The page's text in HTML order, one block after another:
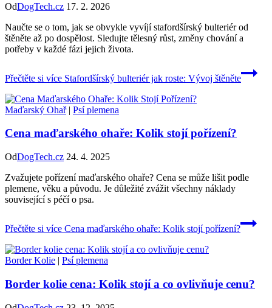
OdDogTech.cz 17. 2. 2026
Naučte se o tom, jak se obvykle vyvíjí stafordšírský bulteriér od
štěněte až po dospělost. Sledujte tělesný růst, změny chování a
potřeby v každé fázi jejich života.
Přečtěte si více Stafordšírský bulteriér jak roste: Vývoj štěněte
Maďarský Ohař| Psí plemena
Cena maďarského ohaře: Kolik stojí pořízení?
OdDogTech.cz 24. 4. 2025
Zvažujete pořízení maďarského ohaře? Cena se může lišit podle
plemene, věku a původu. Je důležité zvážit všechny náklady
související s péčí o psa.
Přečtěte si více Cena maďarského ohaře: Kolik stojí pořízení?
Border Kolie | Psí plemena
Border kolie cena: Kolik stojí a co ovlivňuje cenu?